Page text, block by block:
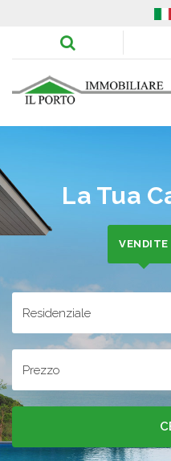
La Tua
VENDITE